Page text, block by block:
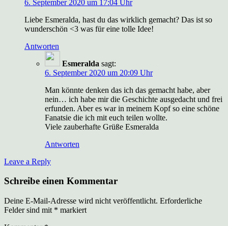
6. September 2020 um 17:04 Uhr
Liebe Esmeralda, hast du das wirklich gemacht? Das ist so
wunderschön <3 was für eine tolle Idee!
Antworten
Esmeralda sagt:
6. September 2020 um 20:09 Uhr
Man könnte denken das ich das gemacht habe, aber
nein… ich habe mir die Geschichte ausgedacht und frei
erfunden. Aber es war in meinem Kopf so eine schöne
Fanatsie die ich mit euch teilen wollte.
Viele zauberhafte Grüße Esmeralda
Antworten
Leave a Reply
Schreibe einen Kommentar
Deine E-Mail-Adresse wird nicht veröffentlicht. Erforderliche
Felder sind mit * markiert